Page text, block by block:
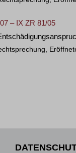
– IX ZR 81/05